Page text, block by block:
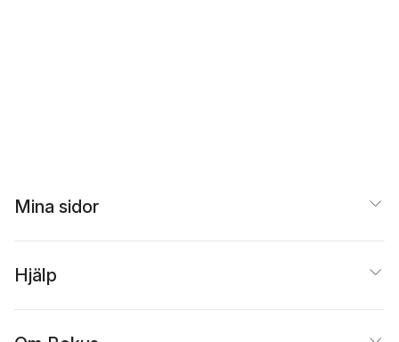
Mina sidor
Hjälp